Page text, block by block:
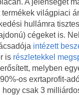
A jelenséget
világpiaci
hullámra
cégeket is.
intézett
is részletekkel
melyben
os exrtaprofit-
csak 3